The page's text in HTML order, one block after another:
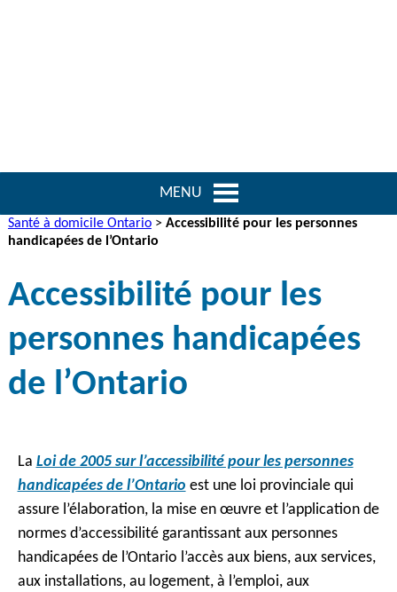
MENU
Santé à domicile Ontario> Accessibilité pour les personnes
handicapées de l’Ontario
Accessibilité pour les
personnes handicapées
de l’Ontario
La Loi de 2005 sur l’accessibilité pour les personnes
handicapées de l’Ontario est une loi provinciale qui
assure l’élaboration, la mise en œuvre et l’application de
normes d’accessibilité garantissant aux personnes
handicapées de l’Ontario l’accès aux biens, aux services,
aux installations, au logement, à l’emploi, aux